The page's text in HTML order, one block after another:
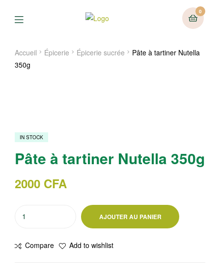
0
Menu
Accueil Épicerie Épicerie sucrée
Pâte à tartiner Nutella
350g
IN STOCK
Pâte à tartiner Nutella 350g
2000 CFA
à
AJOUTER AU PANIER
Compare Add to wishlist